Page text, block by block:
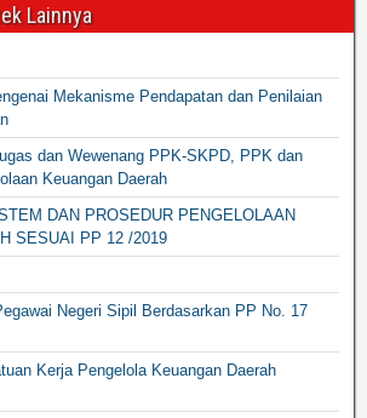
Lainnya
Mekanisme Pendapatan dan Penilaian
dan Wewenang PPK-SKPD, PPK dan
Keuangan Daerah
DAN PROSEDUR PENGELOLAAN
SESUAI PP 12 /2019
Negeri Sipil Berdasarkan PP No. 17
Kerja Pengelola Keuangan Daerah